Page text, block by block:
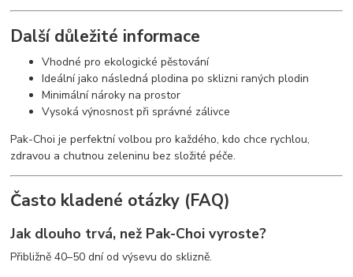
Další důležité informace
Vhodné pro ekologické pěstování
Ideální jako následná plodina po sklizni raných plodin
Minimální nároky na prostor
Vysoká výnosnost při správné zálivce
Pak-Choi je perfektní volbou pro každého, kdo chce rychlou,
zdravou a chutnou zeleninu bez složité péče.
Často kladené otázky (FAQ)
Jak dlouho trvá, než Pak-Choi vyroste?
Přibližně 40–50 dní od výsevu do sklizně.